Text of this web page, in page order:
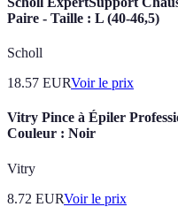
Paire - Taille : L (40-46,5)
Scholl
18.57 EURVoir le prix
Vitry Pince à Épiler
Couleur : Noir
Vitry
8.72 EURVoir le prix